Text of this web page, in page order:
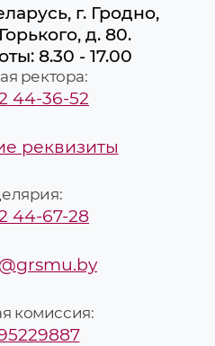
г. Гродно,
д. 80.
8.30 - 17.00
ректора:
44-36-52
реквизиты
44-67-28
комиссия: